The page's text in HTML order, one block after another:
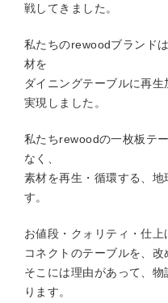
戦してきました。
私たちのrewoodブランド
材を
ダイニングテーブルに再
実現しました。
私たちrewoodの一枚板テ
なく、
素材を再生・循環する、
す。
お値段・クォリティ・仕上
コネクトのテーブルを、改
そこには理由があって、
ります。